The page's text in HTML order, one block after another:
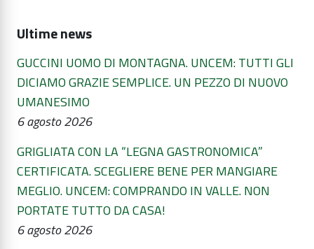
Ultime news
GUCCINI UOMO DI MONTAGNA. UNCEM: TUTTI GLI
DICIAMO GRAZIE SEMPLICE. UN PEZZO DI NUOVO
UMANESIMO
6 agosto 2026
GRIGLIATA CON LA “LEGNA GASTRONOMICA”
CERTIFICATA. SCEGLIERE BENE PER MANGIARE
MEGLIO. UNCEM: COMPRANDO IN VALLE. NON
PORTATE TUTTO DA CASA!
6 agosto 2026